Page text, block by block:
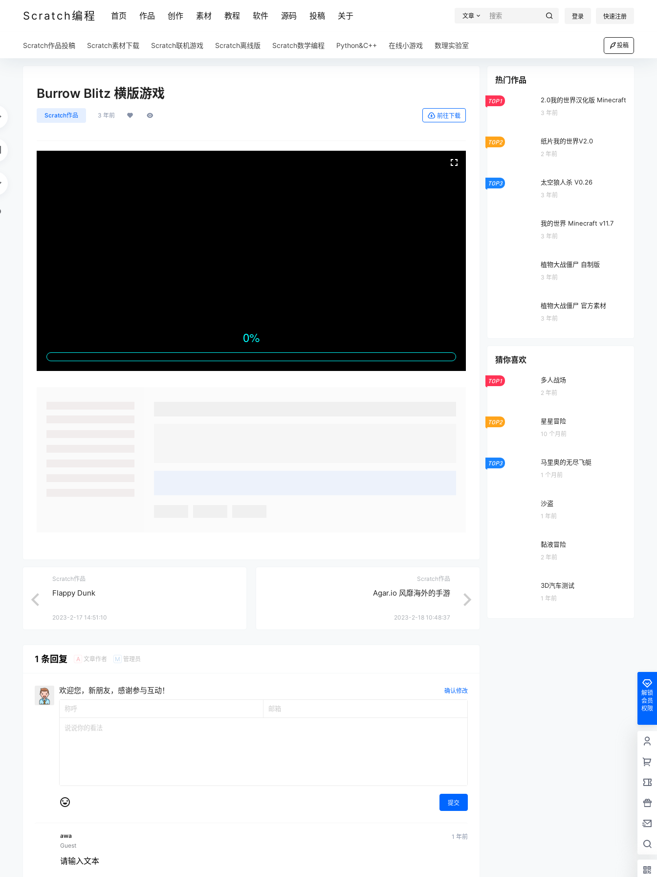
Scratch编程 首页 作品 创作 素材 教程 软件 源码 投稿 关于 文章 登录 快速注册
Scratch作品投稿 Scratch素材下载 Scratch联机游戏 Scratch离线版 Scratch数学编程 Python&C++ 在线小游戏 数理实验室 投稿
Burrow Blitz 横版游戏
Scratch作品 3 年前 前往下载
Scratch作品
Flappy Dunk
2023-2-17 14:51:10
Scratch作品
Agar.io 风靡海外的手游
2023-2-18 10:48:37
1 条回复 A 文章作者 M 管理员
欢迎您，新朋友，感谢参与互动！ 确认修改
提交
awa
Guest
1 年前
请输入文本
热门作品
TOP1 2.0我的世界汉化版 Minecraft
3 年前
TOP2 纸片我的世界V2.0
2 年前
TOP3 太空狼人杀 V0.26
3 年前
我的世界 Minecraft v11.7
3 年前
植物大战僵尸 自制版
3 年前
植物大战僵尸 官方素材
3 年前
猜你喜欢
TOP1 多人战场
2 年前
TOP2 星星冒险
10 个月前
TOP3 马里奥的无尽飞艇
1 个月前
沙盗
1 年前
黏液冒险
2 年前
3D汽车测试
1 年前
解锁
会员
权限